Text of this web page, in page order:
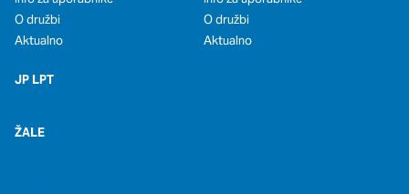
O družbi
Aktualno
JP LPT
ŽALE
O družbi
Aktualno